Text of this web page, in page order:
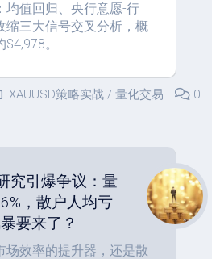
均值回归、央行意愿-行
缩三大信号交叉分析，概
。
XAUUSD策略实战 / 量化交易 0
究引爆争议：量
，散户人均亏
要来了？
场效率的提升器，还是散